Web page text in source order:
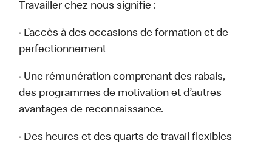
Travailler chez nous signifie :
· L’accès à des occasions de formation et de
perfectionnement
· Une rémunération comprenant des rabais,
des programmes de motivation et d’autres
avantages de reconnaissance.
· Des heures et des quarts de travail flexibles